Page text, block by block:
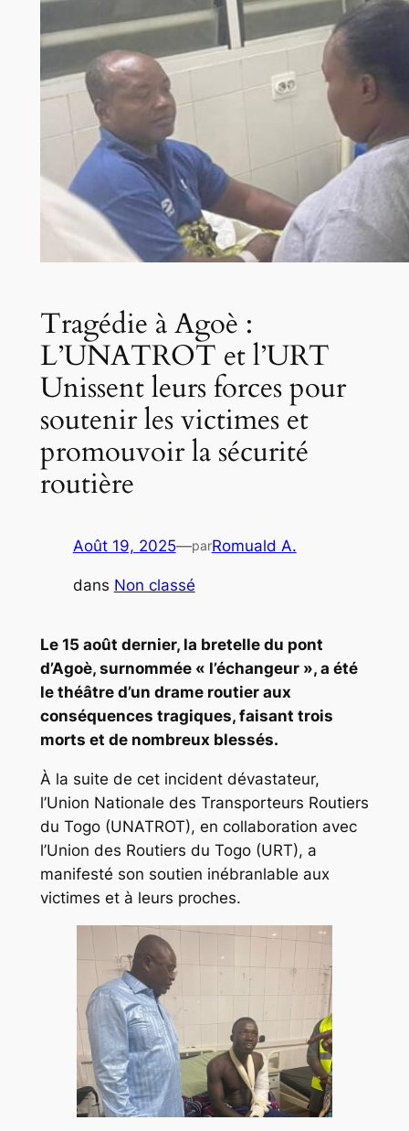
Tragédie à Agoè :
L’UNATROT et l’URT
Unissent leurs forces pour
soutenir les victimes et
promouvoir la sécurité
routière
Août 19, 2025—parRomuald A.
dans Non classé
Le 15 août dernier, la bretelle du pont
d’Agoè, surnommée « l’échangeur », a été
le théâtre d’un drame routier aux
conséquences tragiques, faisant trois
morts et de nombreux blessés.
À la suite de cet incident dévastateur,
l’Union Nationale des Transporteurs Routiers
du Togo (UNATROT), en collaboration avec
l’Union des Routiers du Togo (URT), a
manifesté son soutien inébranlable aux
victimes et à leurs proches.